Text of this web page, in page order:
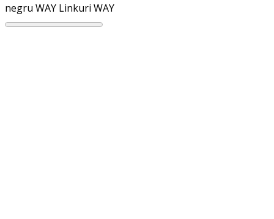
negru WAY Linkuri WAY